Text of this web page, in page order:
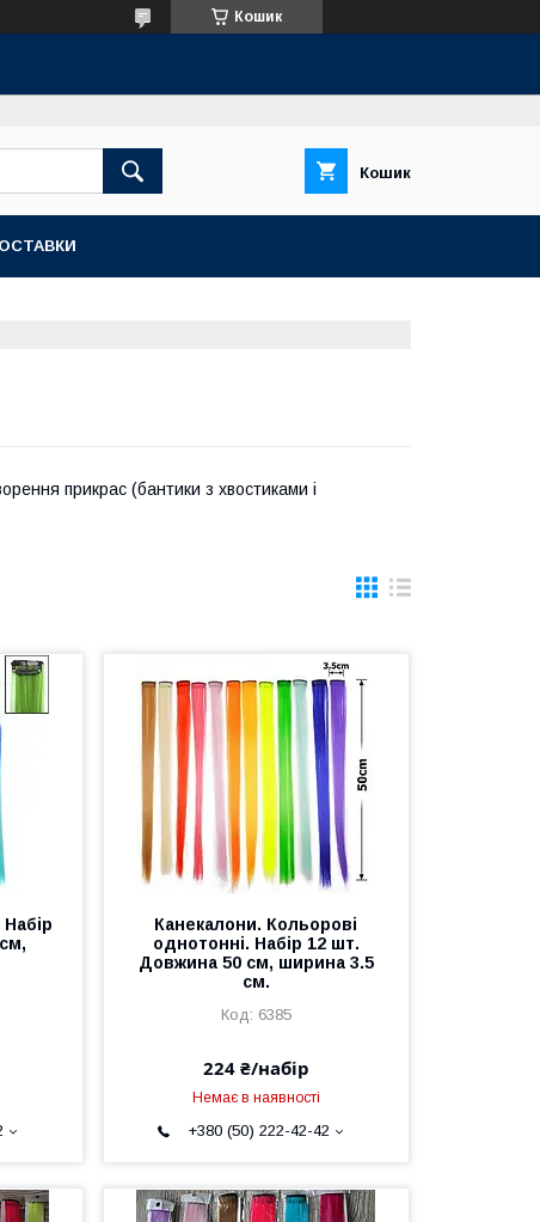
Кошик
Кошик
прикрас (бантики з хвостиками і
Канекалони. Кольорові
однотонні. Набір 12 шт.
Довжина 50 см, ширина 3.5
см.
6385
224 ₴/набір
Немає в наявності
+380 (50) 222-42-42